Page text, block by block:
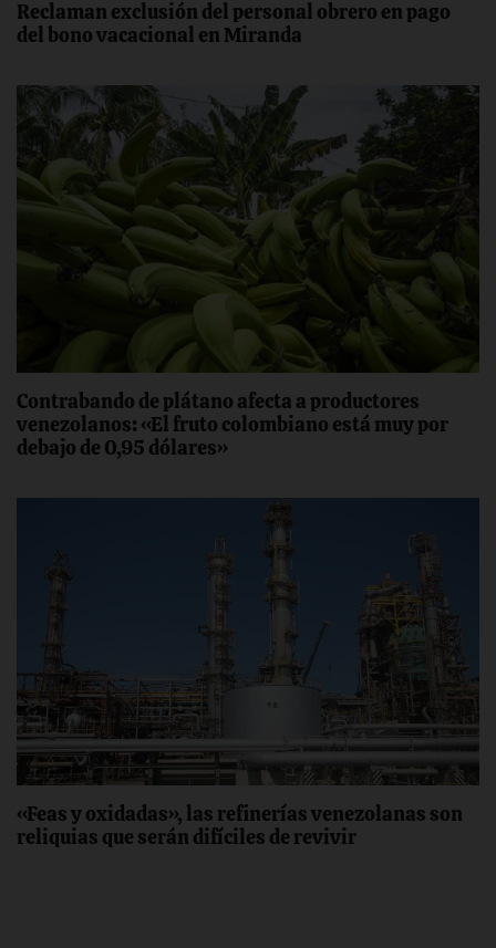
Reclaman exclusión del personal obrero en pago
del bono vacacional en Miranda
Contrabando de plátano afecta a productores
venezolanos: «El fruto colombiano está muy por
debajo de 0,95 dólares»
«Feas y oxidadas», las refinerías venezolanas son
reliquias que serán difíciles de revivir